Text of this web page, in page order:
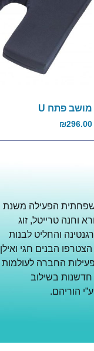
מושב פתח U
₪296.00
הפעילה משנת
וחנה טרייטל, זוג
והחליט לבנות
את חייו בארץ. בשנת 1990 הצטרפו הבנים חגי ואילן
החברה לעולמות
חדשנות בשילוב
הוריהם.